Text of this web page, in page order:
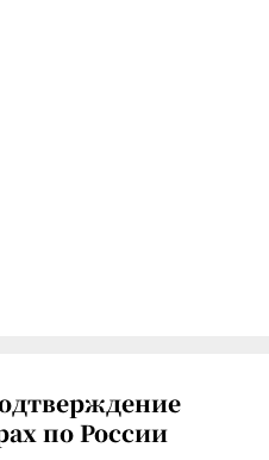
по России